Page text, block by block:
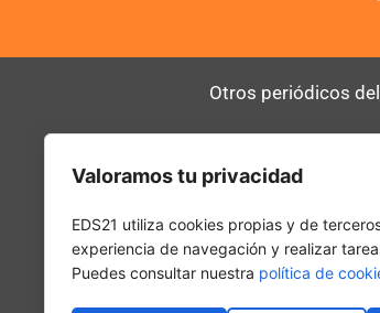
Otros periódicos
SerComercial
Valoramos tu privacidad
EDS21 utiliza cookies propias y de
experiencia de navegación y realizar
Puedes consultar nuestra política de